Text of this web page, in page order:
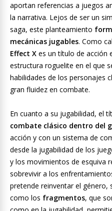
aportan referencias a juegos
la narrativa. Lejos de ser un
saga, este planteamiento
mecánicas jugables. Como
Effect X es un título de acción
estructura roguelite en el que
habilidades de los personajes
gran fluidez en combate.
En cuanto a su jugabilidad, el
combate clásico dentro del
acción y con un sistema de
desde la jugabilidad de los
y los movimientos de esquiva
sobrevivir a los
pretende reinventar el
como los fragmentos, que